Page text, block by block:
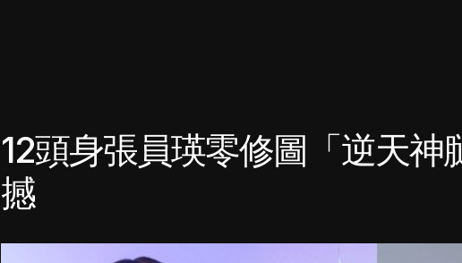
12頭身張員瑛零修圖「逆天
撼